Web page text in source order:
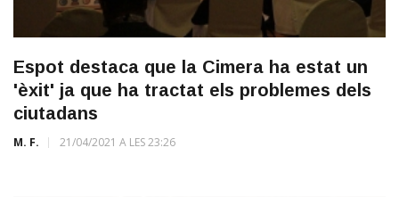
Espot destaca que la Cimera ha estat un
'èxit' ja que ha tractat els problemes dels
ciutadans
M. F. 21/04/2021 A LES 23:26